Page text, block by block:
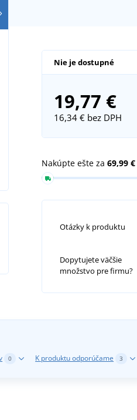
Nie je dostupné
19,77 €
16,34 €bez DPH
Nakúpte ešte za 69,99 €
Otázky k produktu
Dopytujete väčšie
množstvo pre firmu?
0 K produktu odporúčame 3